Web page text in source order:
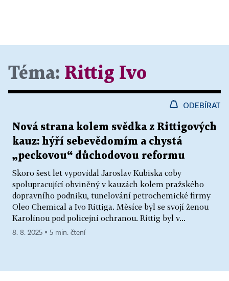
Téma: Rittig Ivo
ODEBÍRAT
Nová strana kolem svědka z Rittigových
kauz: hýří sebevědomím a chystá
„peckovou“ důchodovou reformu
Skoro šest let vypovídal Jaroslav Kubiska coby
spolupracující obviněný v kauzách kolem pražského
dopravního podniku, tunelování petrochemické firmy
Oleo Chemical a Ivo Rittiga. Měsíce byl se svojí ženou
Karolínou pod policejní ochranou. Rittig byl v...
8. 8. 2025 ▪ 5 min. čtení